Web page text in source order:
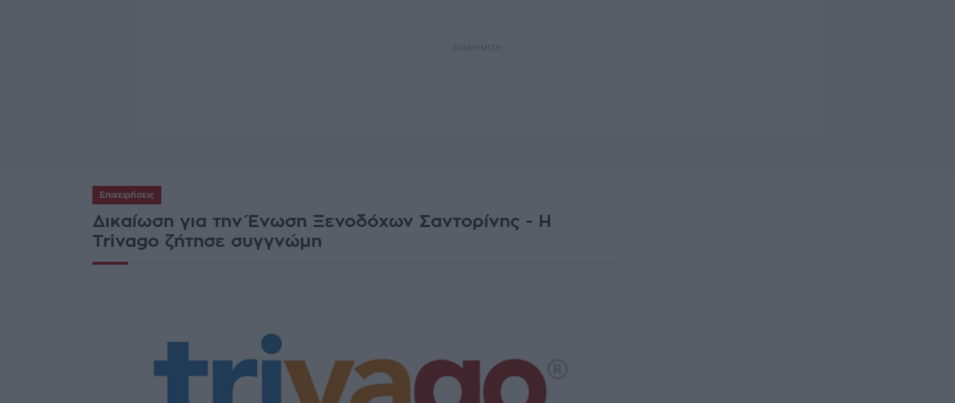
Επιχειρήσεις
Δικαίωση για την Ένωση Ξενοδόχων Σαντορίνης - Η
Trivago ζήτησε συγγνώμη